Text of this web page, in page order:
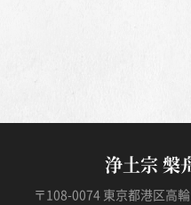
浄土宗 槃
〒108-0074 東京都港区高